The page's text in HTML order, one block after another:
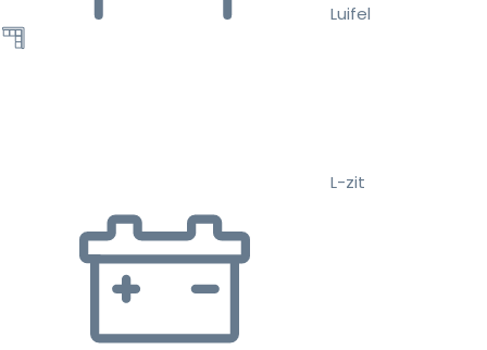
Luifel
L-zit